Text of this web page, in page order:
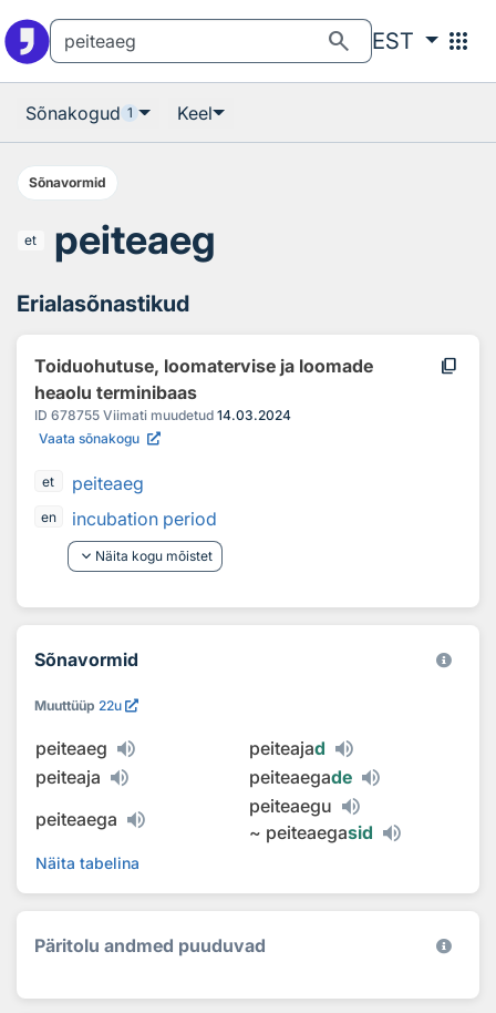
search EST apps
Sõnakogud 1 Keel
Sõnavormid
et peiteaeg
Erialasõnastikud
Toiduohutuse, loomatervise ja loomade
heaolu terminibaas
content_copy
ID 678755 Viimati muudetud 14.03.2024
Vaata sõnakogu
et peiteaeg
en
incubation period
keyboard_arrow_down Näita kogu mõistet
Sõnavormid
Muuttüüp 22u
peiteaeg peiteajad
peiteaja
peiteaegade
peiteaega
peiteaegu
~ peiteaegasid
Näita tabelina
Päritolu andmed puuduvad